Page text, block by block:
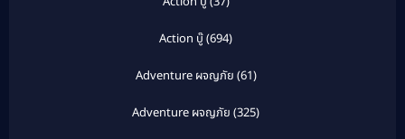
Action บู๊(694)
Adventure ผจญภัย (61)
Adventure ผจญภัย (325)